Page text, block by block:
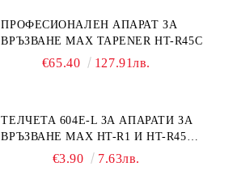
ПРОФЕСИОНАЛЕН АПАРАТ ЗА
ВРЪЗВАНЕ MAX TAPENER HT-R45C
€65.40 127.91лв.
ТЕЛЧЕТА 604E-L ЗА АПАРАТИ ЗА
ВРЪЗВАНЕ MAX HT-R1 И HT-R45C
€3.90 7.63лв.